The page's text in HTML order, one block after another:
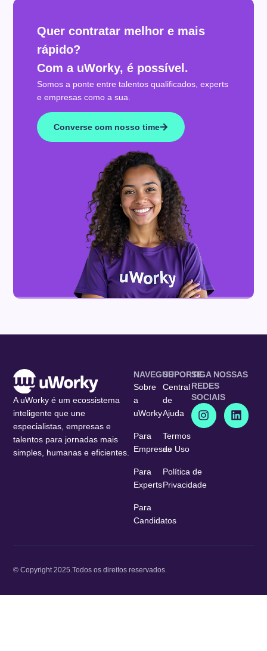
Quer contratar melhor e mais
rápido?
Com a uWorky, é possível.
Somos a ponte entre talentos qualificados, experts
e empresas como a sua.
Converse com nosso time
A uWorky é um ecossistema
inteligente que une
especialistas, empresas e
talentos para jornadas mais
simples, humanas e eficientes.
NAVEGUE
Sobre
a
uWorky
Para
Empresas
Para
Experts
Para
Candidatos
SUPORTE
Central
de
Ajuda
Termos
de Uso
Política de
Privacidade
SIGA NOSSAS
REDES
SOCIAIS
© Copyright 2025.Todos os direitos reservados.